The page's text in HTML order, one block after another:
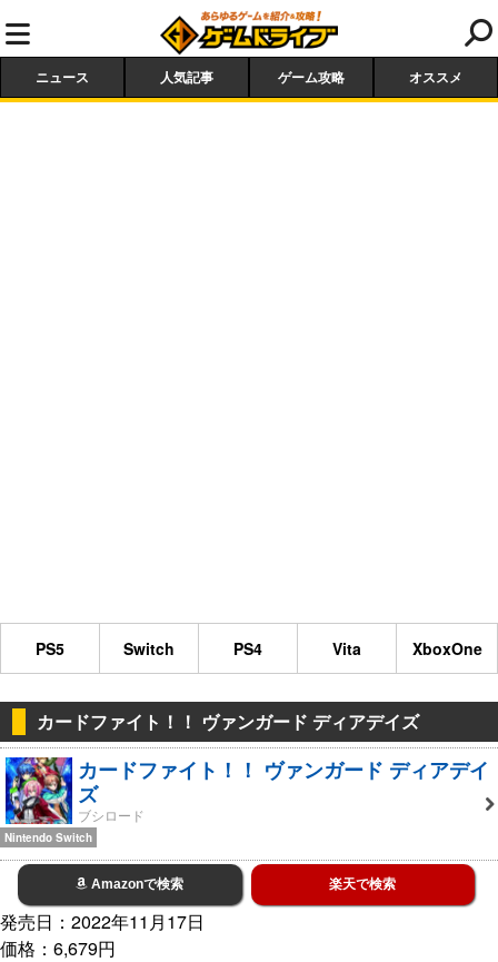
ニュース 人気記事 ゲーム攻略 オススメ
PS5 Switch PS4 Vita XboxOne
カードファイト！！ ヴァンガード ディアデイズ
カードファイト！！ ヴァンガード ディアデイ
ズ
ブシロード
Nintendo Switch
Amazonで検索 楽天で検索
発売日：2022年11月17日
価格：6,679円